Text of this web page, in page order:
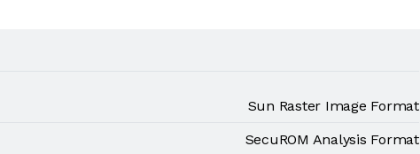
Sun Raster Image Format
SecuROM Analysis Format